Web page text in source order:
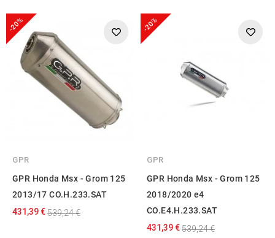
-20%
GPR
GPR Honda Msx - Grom 125
2013/17 CO.H.233.SAT
431,39 €539,24 €
-20%
GPR
GPR Honda Msx - Grom 125
2018/2020 e4
CO.E4.H.233.SAT
431,39 €539,24 €